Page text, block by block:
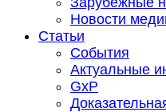
Новости
Статьи
События
Актуальные
GxP